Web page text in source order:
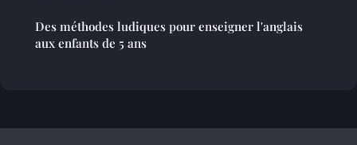
Des méthodes ludiques pour enseigner l'anglais
aux enfants de 5 ans